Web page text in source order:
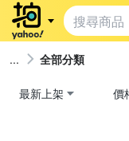
全部分類
最新上架 價